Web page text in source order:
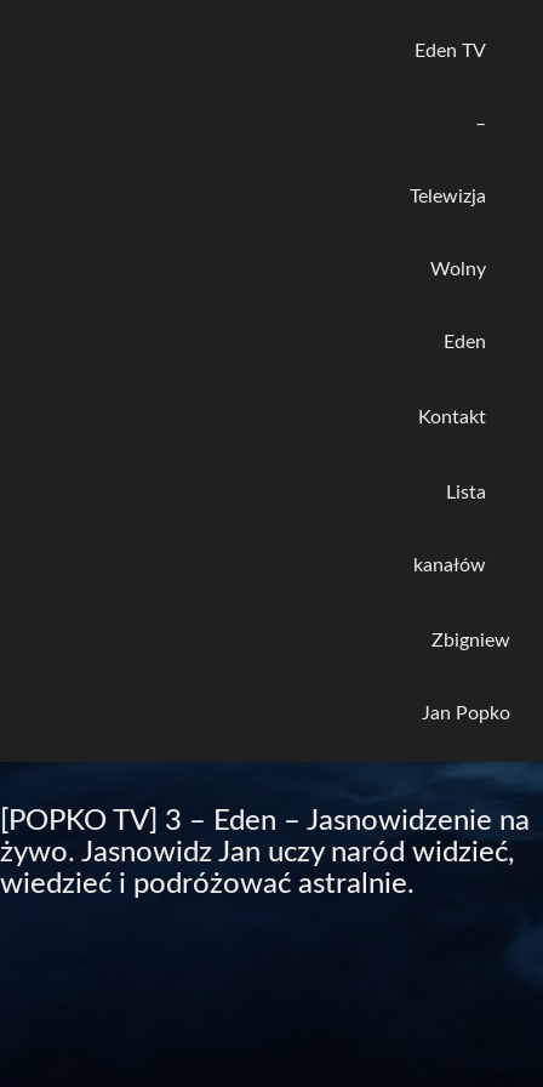
Eden TV
–
Telewizja
Wolny
Eden
Kontakt
Lista
kanałów
Zbigniew
Jan Popko
[POPKO TV] 3 – Eden – Jasnowidzenie na
żywo. Jasnowidz Jan uczy naród widzieć,
wiedzieć i podróżować astralnie.